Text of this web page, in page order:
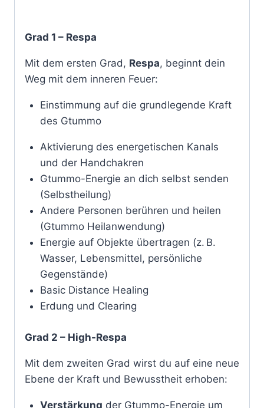
Grad 1 – Respa
Mit dem ersten Grad, Respa, beginnt dein
Weg mit dem inneren Feuer:
Einstimmung auf die grundlegende Kraft
des Gtummo
Aktivierung des energetischen Kanals
und der Handchakren
Gtummo-Energie an dich selbst senden
(Selbstheilung)
Andere Personen berühren und heilen
(Gtummo Heilanwendung)
Energie auf Objekte übertragen (z. B.
Wasser, Lebensmittel, persönliche
Gegenstände)
Basic Distance Healing
Erdung und Clearing
Grad 2 – High-Respa
Mit dem zweiten Grad wirst du auf eine neue
Ebene der Kraft und Bewusstheit erhoben:
Verstärkung der Gtummo-Energie um